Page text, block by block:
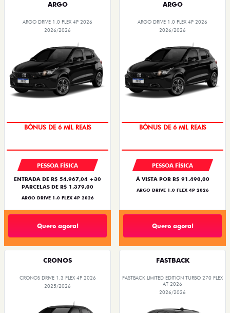
ARGO
ARGO DRIVE 1.0 FLEX 4P 2026
2026/2026
TAXA ZERO
PESSOA FÍSICA
ENTRADA DE R$ 54.967,04 +30
PARCELAS DE R$ 1.379,00
ARGO DRIVE 1.0 FLEX 4P 2026
Quero agora!
ARGO
ARGO DRIVE 1.0 FLEX 4P 2026
2026/2026
TAXA ZERO
PESSOA FÍSICA
À VISTA POR R$ 91.490,00
ARGO DRIVE 1.0 FLEX 4P 2026
Quero agora!
CRONOS
CRONOS DRIVE 1.3 FLEX 4P 2026
2025/2026
FASTBACK
FASTBACK LIMITED EDITION TURBO 270 FLEX
AT 2026
2026/2026